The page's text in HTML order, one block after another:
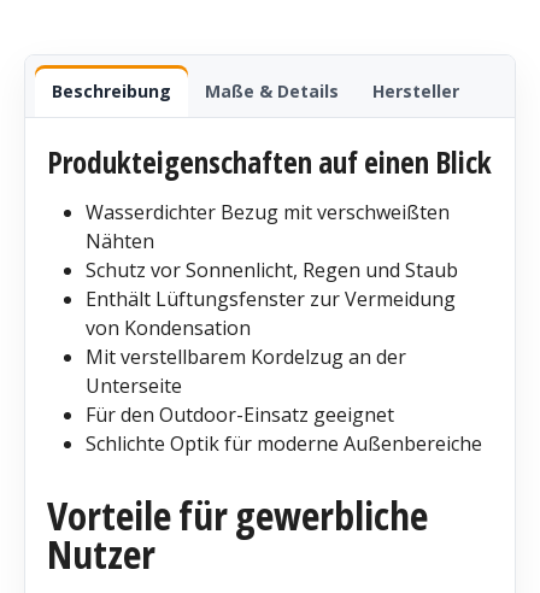
Beschreibung Maße & Details Hersteller
Produkteigenschaften auf einen Blick
Wasserdichter Bezug mit verschweißten
Nähten
Schutz vor Sonnenlicht, Regen und Staub
Enthält Lüftungsfenster zur Vermeidung
von Kondensation
Mit verstellbarem Kordelzug an der
Unterseite
Für den Outdoor-Einsatz geeignet
Schlichte Optik für moderne Außenbereiche
Vorteile für gewerbliche
Nutzer